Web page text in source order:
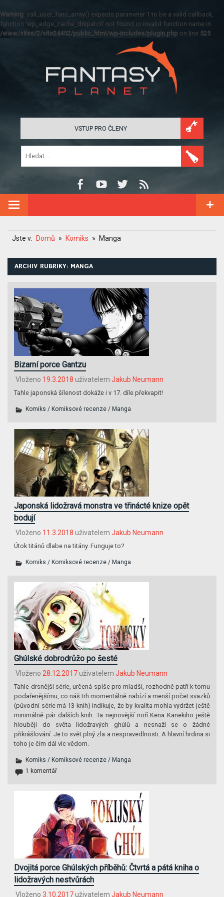
Warning: call_user_func_array() expects parameter 1 to be a valid callback,
function 'wp_edge_cache_dispatch' not found or invalid function name in
/www/sites/2/site24452/public_html/wp-includes/plugin.php on line 525
VSTUP PRO ČLENY
Jste v: Domů Komiks Manga
ARCHIV RUBRIKY: MANGA
Bizarní porce Gantzu
Vloženo 19.3.2018 uživatelem Jakub Neumann
Tahle japonská šílenost dokáže i v 17. díle překvapit!
Komiks / Komiksové recenze / Manga
Japonská lidožravá monstra ve třinácté knize opět
bodují
Vloženo 11.3.2018 uživatelem Jakub Neumann
Útok titánů dlabe na titány. Funguje to?
Komiks /Komiksové recenze /Manga
Ghúlské dobrodrůžo po šesté
Vloženo 28.12.2017uživatelem Jakub Neumann
Tahle drsnější série, určená spíše pro mladší, rozhodně patří k tomu
podařenějšímu, co náš trh momentálně nabízí a menší počet svazků
(původní série má 13 knih) indikuje, že by kvalita mohla vydržet ještě
minimálně pár dalších knih. Ta nejnovější noří Kena Kanekiho ještě
hlouběji do světa lidožravých ghúlů a nesnaží se o žádné
přikrášlování. Je to svět plný zla a nespravedlnosti. A hlavní hrdina si
toho je čím dál víc vědom.
Komiks / Komiksové recenze / Manga
1 komentář
Dvojitá porce Ghúlských příběhů: Čtvrtá a pátá kniha o
lidožravých nestvůrách
Vloženo 3.10.2017uživatelem Jakub Neumann